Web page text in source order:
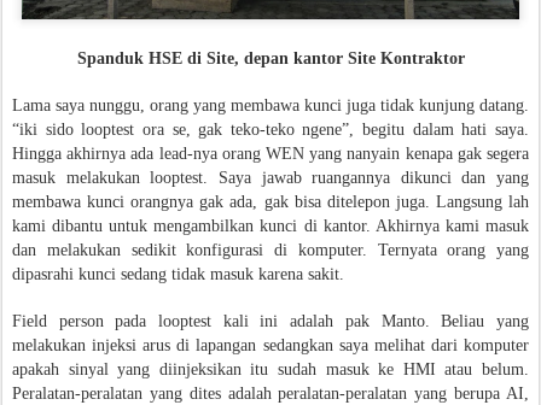
Spanduk HSE di Site, depan kantor Site Kontraktor
Lama saya nunggu, orang yang membawa kunci juga tidak kunjung datang.
“iki sido looptest ora se, gak teko-teko ngene”, begitu dalam hati saya.
Hingga akhirnya ada lead-nya orang WEN yang nanyain kenapa gak segera
masuk melakukan looptest. Saya jawab ruangannya dikunci dan yang
membawa kunci orangnya gak ada, gak bisa ditelepon juga. Langsung lah
kami dibantu untuk mengambilkan kunci di kantor. Akhirnya kami masuk
dan melakukan sedikit konfigurasi di komputer. Ternyata orang yang
dipasrahi kunci sedang tidak masuk karena sakit.
Field person pada looptest kali ini adalah pak Manto. Beliau yang
melakukan injeksi arus di lapangan sedangkan saya melihat dari komputer
apakah sinyal yang diinjeksikan itu sudah masuk ke HMI atau belum.
Peralatan-peralatan yang dites adalah peralatan-peralatan yang berupa AI,